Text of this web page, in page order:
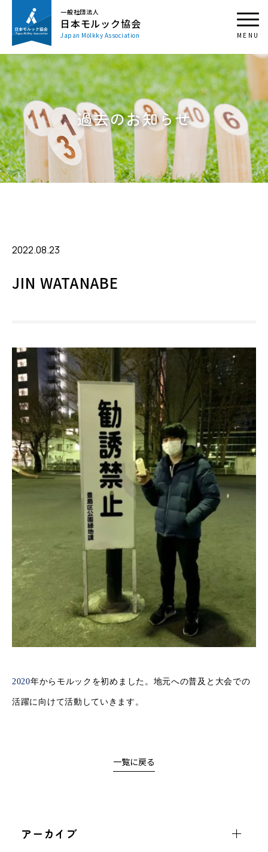
一般社団法人
日本モルック協会
Japan Mölkky Association
過去のお知らせ
2022.08.23
JIN WATANABE
2020年からモルックを初めました。地元への普及と大会での
活躍に向けて活動していきます。
一覧に戻る
アーカイブ